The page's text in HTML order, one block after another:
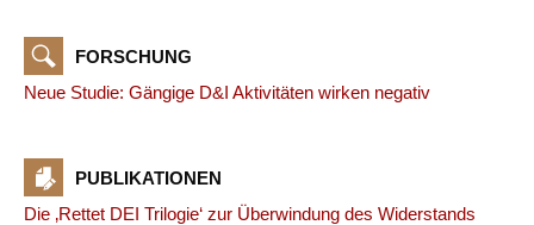
FORSCHUNG
Neue Studie: Gängige D&I Aktivitäten wirken negativ
PUBLIKATIONEN
Die ‚Rettet DEI Trilogie‘ zur Überwindung des Widerstands